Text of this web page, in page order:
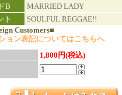
B
MARRIED LADY
ト
SOULFUL REGGAE!!
Customers■
ョン表記についてはこちらへ
1,800円(税込)